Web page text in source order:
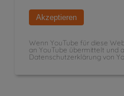
Akzeptieren
Wenn YouTube für diese
an YouTube übermittelt und
Datenschutzerklärung von